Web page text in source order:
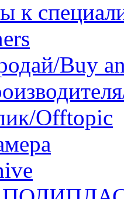
Buy
Offtopic